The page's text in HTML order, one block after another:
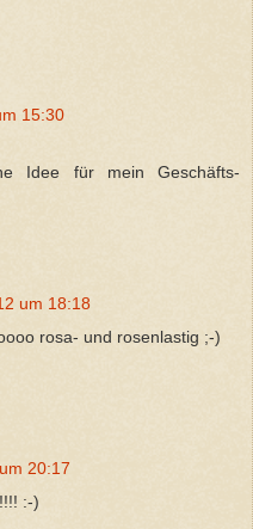
15:30
Idee für mein Geschäfts-
um 18:18
rosa- und rosenlastig ;-)
20:17
:-)